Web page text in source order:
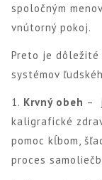
spoločným
vnútorný pokoj.
Preto je dôležité
systémov
1. Krvný obeh –
kaligrafické
pomoc kĺbom,
proces